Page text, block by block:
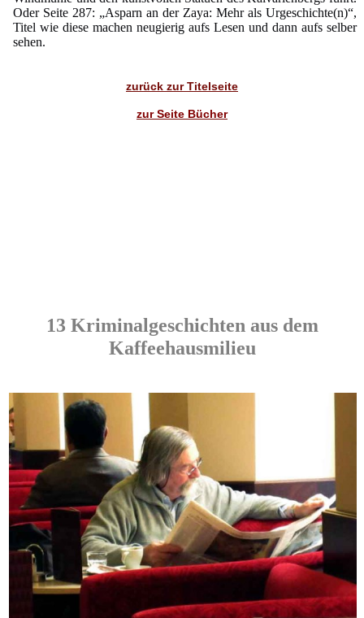
Oder Seite 287: „Asparn an der Zaya: Mehr als Urgeschichte(n)“,
Titel wie diese machen neugierig aufs Lesen und dann aufs selber
sehen.
zurück zur Titelseite
zur Seite Bücher
13 Kriminalgeschichten aus dem
Kaffeehausmilieu